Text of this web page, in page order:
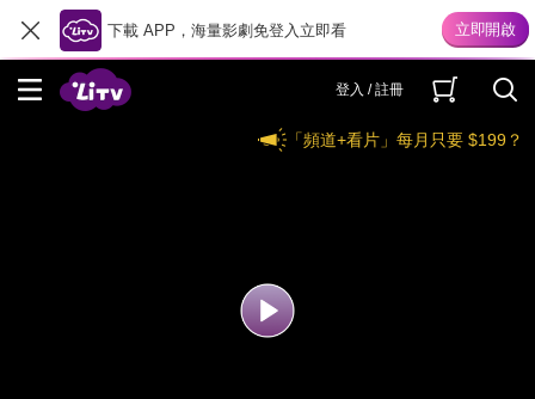
下載 APP，海量影劇免登入立即看
登入 / 註冊
「頻道+看片」每月只要 $199？